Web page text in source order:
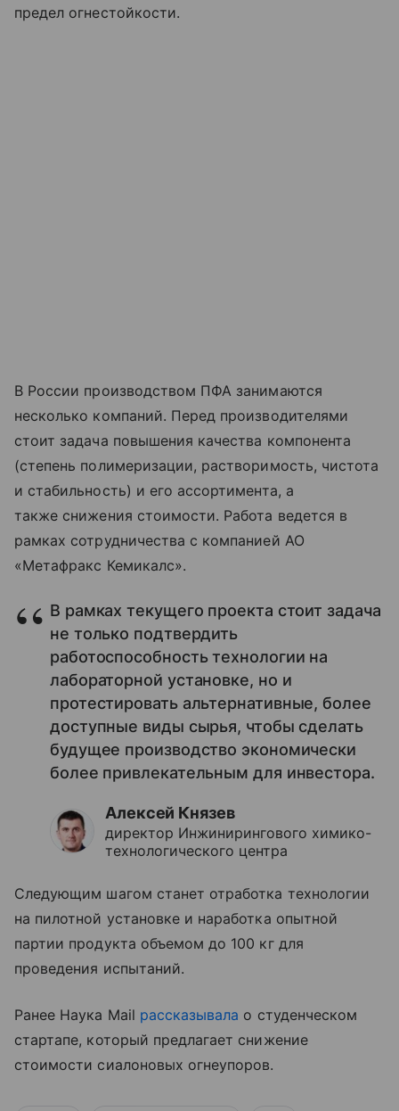
предел огнестойкости.
В России производством ПФА занимаются
несколько компаний. Перед производителями
стоит задача повышения качества компонента
(степень полимеризации, растворимость, чистота
и стабильность) и его ассортимента, а
также снижения стоимости. Работа ведется в
рамках сотрудничества с компанией АО
«Метафракс Кемикалс».
В рамках текущего проекта стоит задача
не только подтвердить
работоспособность технологии на
лабораторной установке, но и
протестировать альтернативные, более
доступные виды сырья, чтобы сделать
будущее производство экономически
более привлекательным для инвестора.
Алексей Князев
директор Инжинирингового химико-
технологического центра
Следующим шагом станет отработка технологии
на пилотной установке и наработка опытной
партии продукта объемом до 100 кг для
проведения испытаний.
Ранее Наука Mail рассказывала о студенческом
стартапе, который предлагает снижение
стоимости сиалоновых огнеупоров.